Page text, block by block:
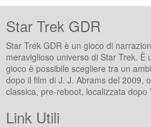
Star Trek GDR
Star Trek GDR è un gioco di
meraviglioso universo di Star Trek. È
gioco è possibile scegliere tra un
dopo il film di J. J. Abrams del 2009,
classica, pre-reboot, localizzata dopo
Link Utili